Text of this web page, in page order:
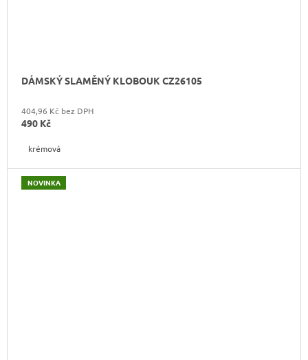
DÁMSKÝ SLAMĚNÝ KLOBOUK CZ26105
404,96 Kč bez DPH
490 Kč
krémová
NOVINKA